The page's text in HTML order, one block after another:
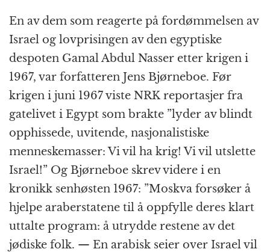
En av dem som reagerte på fordømmelsen av
Israel og lovprisingen av den egyptiske
despoten Gamal Abdul Nasser etter krigen i
1967, var forfatteren Jens Bjørneboe. Før
krigen i juni 1967 viste NRK reportasjer fra
gatelivet i Egypt som brakte ”lyder av blindt
opphissede, uvitende, nasjonalistiske
menneskemasser: Vi vil ha krig! Vi vil utslette
Israel!” Og Bjørneboe skrev videre i en
kronikk senhøsten 1967: ”Moskva forsøker å
hjelpe araberstatene til å oppfylle deres klart
uttalte program: å utrydde restene av det
jødiske folk. — En arabisk seier over Israel vil